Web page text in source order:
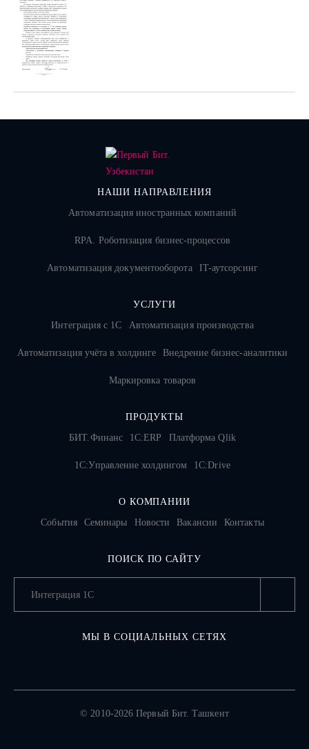
НАШИ НАПРАВЛЕНИЯ
Автоматизация иностранных компаний
RPA. Роботизация бизнес-процессов
Автоматизация документооборота IT-аутсорсинг
УСЛУГИ
Интеграция с 1С
Автоматизация производства
Автоматизация учёта в холдинге Внедрение бизнес-аналитики
Маркировка товаров
ПРОДУКТЫ
БИТ.Финанс
1С:ERP Платформа Qlik
1С:Управление холдингом 1C:Drive
О КОМПАНИИ
События
Семинары Новости Вакансии Контакты
ПОИСК ПО САЙТУ
МЫ В СОЦИАЛЬНЫХ СЕТЯХ
© 2010-2026 Первый Бит. Ташкент